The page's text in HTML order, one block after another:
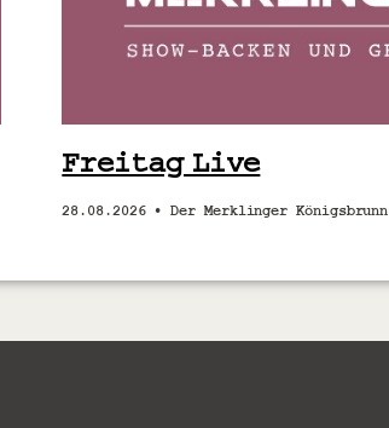
Freitag Live
28.08.2026 • Der Merklinger Königsbrunn